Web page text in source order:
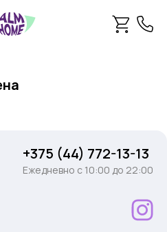
+375 (44) 772-13-13
Ежедневно c 10:00 до 22:00